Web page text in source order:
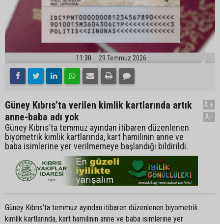
11:30 29 Temmuz 2026
Güney Kıbrıs’ta verilen kimlik kartlarında artık
anne-baba adı yok
Güney Kıbrıs’ta temmuz ayından itibaren düzenlenen
biyometrik kimlik kartlarında, kart hamilinin anne ve
baba isimlerine yer verilmemeye başlandığı bildirildi.
A+
A-
Güney Kıbrıs’ta temmuz ayından itibaren düzenlenen biyometrik
kimlik kartlarında, kart hamilinin anne ve baba isimlerine yer